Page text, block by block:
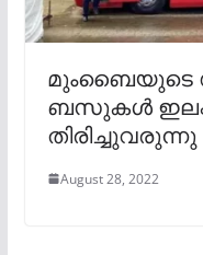
മുംബൈയുടെ
ബസുകൾ
തിരിച്ചുവരുന്നു
August 28, 2022